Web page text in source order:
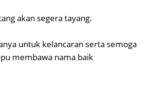
akan segera tayang.
untuk kelancaran serta semoga
membawa nama baik